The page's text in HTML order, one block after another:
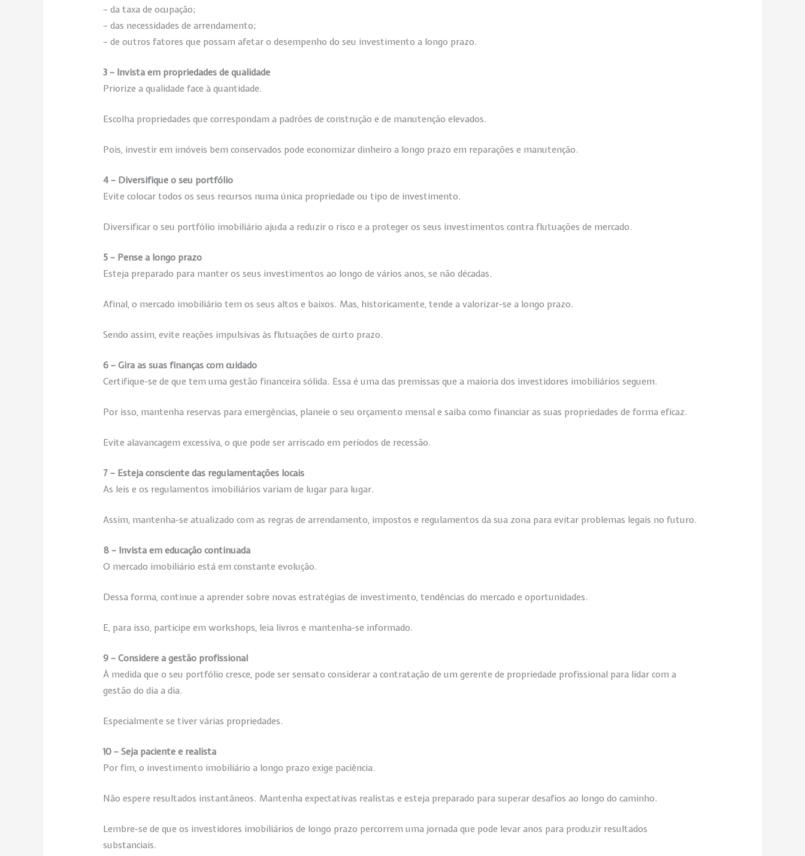
– da taxa de ocupação;
– das necessidades de arrendamento;
– de outros fatores que possam afetar o desempenho do seu investimento a longo prazo.
3 – Invista em propriedades de qualidade
Priorize a qualidade face à quantidade.
Escolha propriedades que correspondam a padrões de construção e de manutenção elevados.
Pois, investir em imóveis bem conservados pode economizar dinheiro a longo prazo em reparações e manutenção.
4 – Diversifique o seu portfólio
Evite colocar todos os seus recursos numa única propriedade ou tipo de investimento.
Diversificar o seu portfólio imobiliário ajuda a reduzir o risco e a proteger os seus investimentos contra flutuações de mercado.
5 – Pense a longo prazo
Esteja preparado para manter os seus investimentos ao longo de vários anos, se não décadas.
Afinal, o mercado imobiliário tem os seus altos e baixos. Mas, historicamente, tende a valorizar-se a longo prazo.
Sendo assim, evite reações impulsivas às flutuações de curto prazo.
6 – Gira as suas finanças com cuidado
Certifique-se de que tem uma gestão financeira sólida. Essa é uma das premissas que a maioria dos investidores imobiliários seguem.
Por isso, mantenha reservas para emergências, planeie o seu orçamento mensal e saiba como financiar as suas propriedades de forma eficaz.
Evite alavancagem excessiva, o que pode ser arriscado em períodos de recessão.
7 – Esteja consciente das regulamentações locais
As leis e os regulamentos imobiliários variam de lugar para lugar.
Assim, mantenha-se atualizado com as regras de arrendamento, impostos e regulamentos da sua zona para evitar problemas legais no futuro.
8 – Invista em educação continuada
O mercado imobiliário está em constante evolução.
Dessa forma, continue a aprender sobre novas estratégias de investimento, tendências do mercado e oportunidades.
E, para isso, participe em workshops, leia livros e mantenha-se informado.
9 – Considere a gestão profissional
À medida que o seu portfólio cresce, pode ser sensato considerar a contratação de um gerente de propriedade profissional para lidar com a
gestão do dia a dia.
Especialmente se tiver várias propriedades.
10 – Seja paciente e realista
Por fim, o investimento imobiliário a longo prazo exige paciência.
Não espere resultados instantâneos. Mantenha expectativas realistas e esteja preparado para superar desafios ao longo do caminho.
Lembre-se de que os investidores imobiliários de longo prazo percorrem uma jornada que pode levar anos para produzir resultados
substanciais.